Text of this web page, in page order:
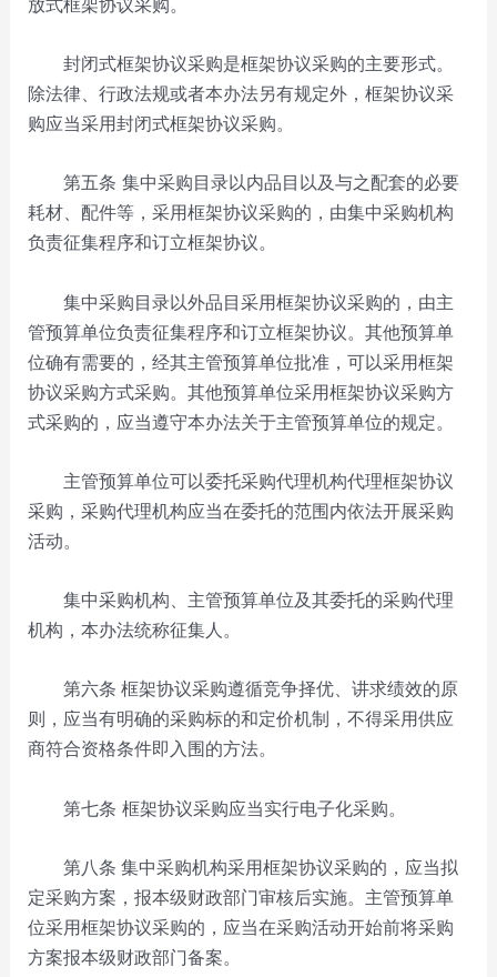
封闭式框架协议采购是框架协议采购的主要形式。
除法律、行政法规或者本办法另有规定外，框架协议采
购应当采用封闭式框架协议采购。
第五条 集中采购目录以内品目以及与之配套的必要
耗材、配件等，采用框架协议采购的，由集中采购机构
负责征集程序和订立框架协议。
集中采购目录以外品目采用框架协议采购的，由主
管预算单位负责征集程序和订立框架协议。其他预算单
位确有需要的，经其主管预算单位批准，可以采用框架
协议采购方式采购。其他预算单位采用框架协议采购方
式采购的，应当遵守本办法关于主管预算单位的规定。
主管预算单位可以委托采购代理机构代理框架协议
采购，采购代理机构应当在委托的范围内依法开展采购
活动。
集中采购机构、主管预算单位及其委托的采购代理
机构，本办法统称征集人。
第六条 框架协议采购遵循竞争择优、讲求绩效的原
则，应当有明确的采购标的和定价机制，不得采用供应
商符合资格条件即入围的方法。
第七条 框架协议采购应当实行电子化采购。
第八条 集中采购机构采用框架协议采购的，应当拟
定采购方案，报本级财政部门审核后实施。主管预算单
位采用框架协议采购的，应当在采购活动开始前将采购
方案报本级财政部门备案。